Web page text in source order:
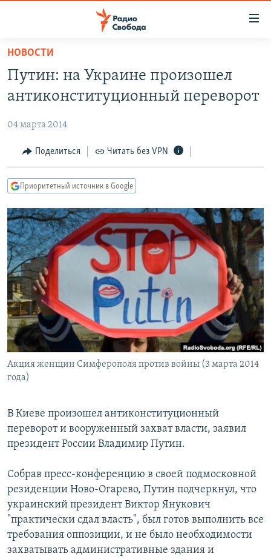
упрощенного
доступа
основному
Вернутся
главной
навигации
Вернутся
поиску
ПОДКАСТЫ
АВТОРСКИЕ ПРОЕКТЫ
ЦИТАТЫ СВОБОДЫ
МНЕНИЯ
IDEL.РЕАЛИИ
КАВКАЗ.РЕАЛИИ
СЕВЕР.РЕАЛИИ
СИБИРЬ.РЕАЛИИ
РАСПИСАНИЕ ВЕЩАНИЯ
ПОДПИШИТЕСЬ НА РАССЫЛКУ
СОЦИАЛЬНЫЕ СЕТИ
Все сайты РСЕ/РС
НОВОСТИ
Путин: на Украине произошел
антиконституционный переворот
04 марта 2014
Поделиться Читать без VPN
Приоритетный источник в Google
Акция женщин Симферополя против войны (3 марта 2014
года)
В Киеве произошел антиконституционный
переворот и вооруженный захват власти, заявил
президент России Владимир Путин.
Собрав пресс-конференцию в своей подмосковной
резиденции Ново-Огарево, Путин подчеркнул, что
украинский президент Виктор Янукович
"практически сдал власть", был готов выполнить все
требования оппозиции, и не было необходимости
захватывать административные здания и